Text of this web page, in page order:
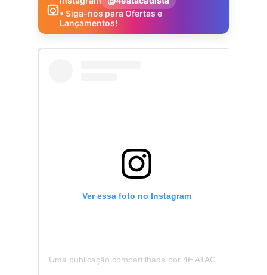
• Siga-nos para Ofertas e
Lançamentos!
Ver essa foto no Instagram